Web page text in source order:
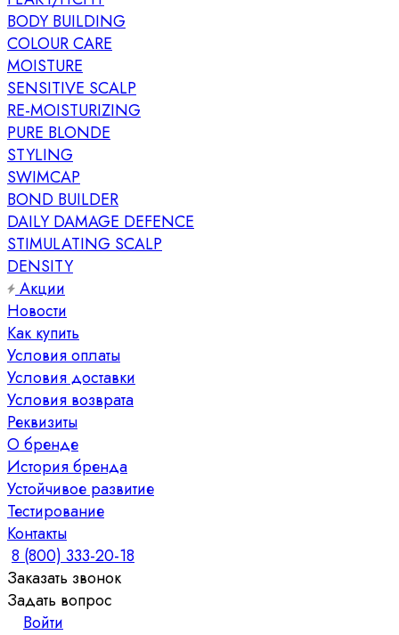
BODY BUILDING
COLOUR CARE
MOISTURE
SENSITIVE SCALP
RE-MOISTURIZING
PURE BLONDE
STYLING
SWIMCAP
BOND BUILDER
DAILY DAMAGE DEFENCE
STIMULATING SCALP
DENSITY
Акции
Новости
Как купить
Условия оплаты
Условия доставки
Условия возврата
Реквизиты
О бренде
История бренда
Устойчивое развитие
Тестирование
Контакты
8 (800) 333-20-18
Заказать звонок
Задать вопрос
Войти